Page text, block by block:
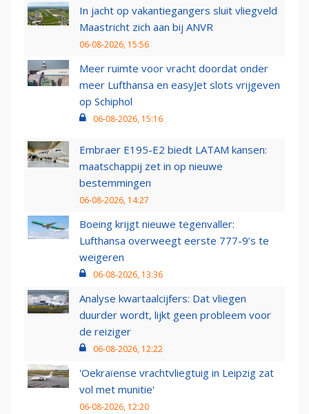
In jacht op vakantiegangers sluit vliegveld
Maastricht zich aan bij ANVR
06-08-2026, 15:56
Meer ruimte voor vracht doordat onder
meer Lufthansa en easyJet slots vrijgeven
op Schiphol
06-08-2026, 15:16
Embraer E195-E2 biedt LATAM kansen:
maatschappij zet in op nieuwe
bestemmingen
06-08-2026, 14:27
Boeing krijgt nieuwe tegenvaller:
Lufthansa overweegt eerste 777-9’s te
weigeren
06-08-2026, 13:36
Analyse kwartaalcijfers: Dat vliegen
duurder wordt, lijkt geen probleem voor
de reiziger
06-08-2026, 12:22
'Oekraïense vrachtvliegtuig in Leipzig zat
vol met munitie'
06-08-2026, 12:20